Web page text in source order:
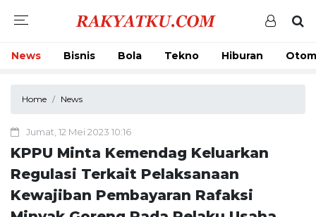
News Bisnis Bola Tekno Hiburan
Home News
Jumat, 12 Mei 2023 10:16
KPPU Minta Kemendag Keluarkan
Regulasi Terkait Pelaksanaan
Kewajiban Pembayaran Rafaksi